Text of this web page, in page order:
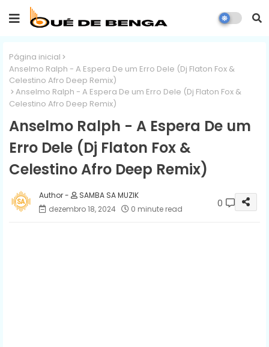
Página inicial
Anselmo Ralph - A Espera De um Erro Dele (Dj Flaton Fox &
Celestino Afro Deep Remix)
Anselmo Ralph - A Espera De um Erro Dele (Dj Flaton Fox &
Celestino Afro Deep Remix)
Anselmo Ralph - A Espera De um
Erro Dele (Dj Flaton Fox &
Celestino Afro Deep Remix)
SAMBA SA MUZIK
dezembro 18, 2024
0 minute read 0